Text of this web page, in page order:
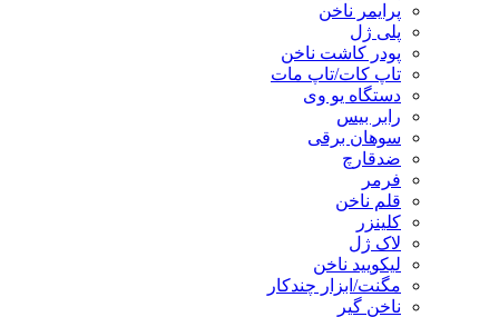
پرایمر ناخن
پلی ژل
پودر کاشت ناخن
تاپ کات/تاپ مات
دستگاه یو وی
رابر بیس
سوهان برقی
ضدقارچ
فرمر
قلم ناخن
کلینزر
لاک ژل
لیکوييد ناخن
مگنت/ابزار چندکار
ناخن گیر